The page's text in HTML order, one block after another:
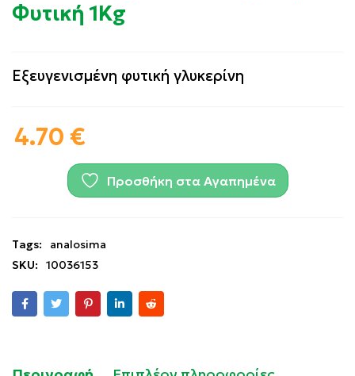
Φυτική 1Kg
Εξευγενισμένη φυτική γλυκερίνη
4.70 €
Προσθήκη στα Αγαπημένα
Tags:
analosima
SKU:
10036153